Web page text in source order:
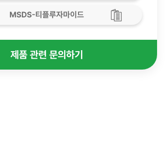
MSDS-티플루자마이드
제품 관련 문의하기